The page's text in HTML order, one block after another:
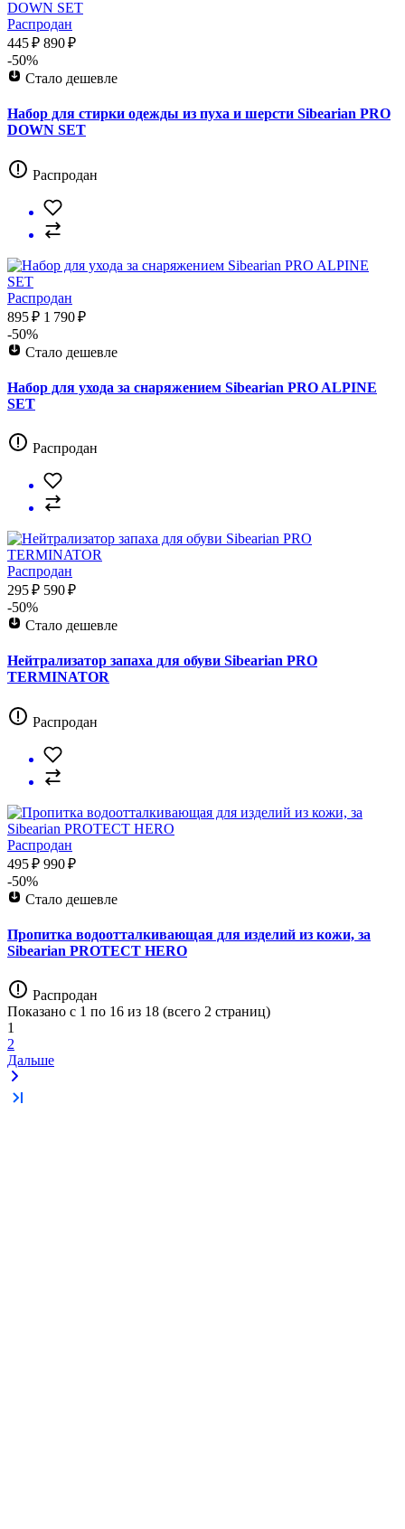
Распродан
445 ₽ 890 ₽
-50%
Стало дешевле
Набор для стирки одежды из пуха и шерсти Sibearian PRO
DOWN SET
Распродан
Распродан
895 ₽ 1 790 ₽
-50%
Стало дешевле
Набор для ухода за снаряжением Sibearian PRO ALPINE
SET
Распродан
Распродан
295 ₽ 590 ₽
-50%
Стало дешевле
Нейтрализатор запаха для обуви Sibearian PRO
TERMINATOR
Распродан
Распродан
495 ₽ 990 ₽
-50%
Стало дешевле
Пропитка водоотталкивающая для изделий из кожи, за
Sibearian PROTECT HERO
Распродан
Показано с 1 по 16 из 18 (всего 2 страниц)
1
2
Дальше